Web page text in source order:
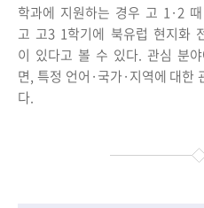
학과에 지원하는 경우 고 1·2
고 고3 1학기에 북유럽 현지화
이 있다고 볼 수 있다. 관심 분
면, 특정 언어·국가·지역에 대한
다.